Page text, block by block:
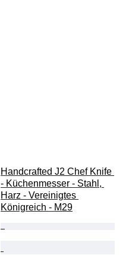
Handcrafted J2 Chef Knife
- Küchenmesser - Stahl,
Harz - Vereinigtes
Königreich - M29